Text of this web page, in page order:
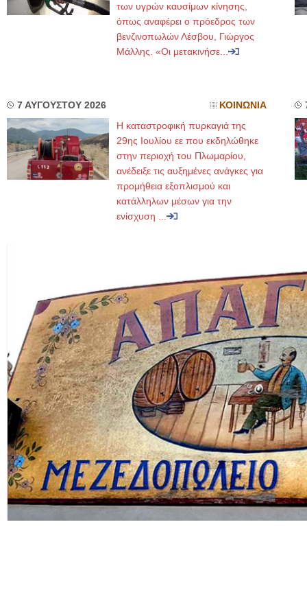
των υγρών καυσίμων κίνησης,
όπως αναφέρει ο πρόεδρος των
βενζινοπωλών Λέσβου, Γιώργος
Μάλλης. «Οι μετακινήσε...
7 ΑΥΓΟΥΣΤΟΥ 2026 ΚΟΙΝΩΝΙΑ
Η καταστροφική πυρκαγιά της
29ης Ιουλίου εε που εκδηλώθηκε
στην περιοχή του Πλωμαρίου,
ανέδειξε τις αυξημένες ανάγκες για
προμήθεια εξοπλισμού και
κατάλληλων μέσων για την
ενίσχυση ...